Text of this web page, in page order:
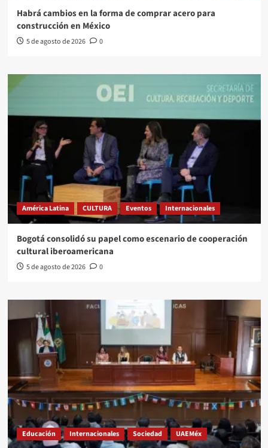
Habrá cambios en la forma de comprar acero para
construcción en México
5 de agosto de 2026 0
América Latina CULTURA Eventos Internacionales
Bogotá consolidó su papel como escenario de cooperación
cultural iberoamericana
5 de agosto de 2026 0
Educación Internacionales Sociedad UAEMéx